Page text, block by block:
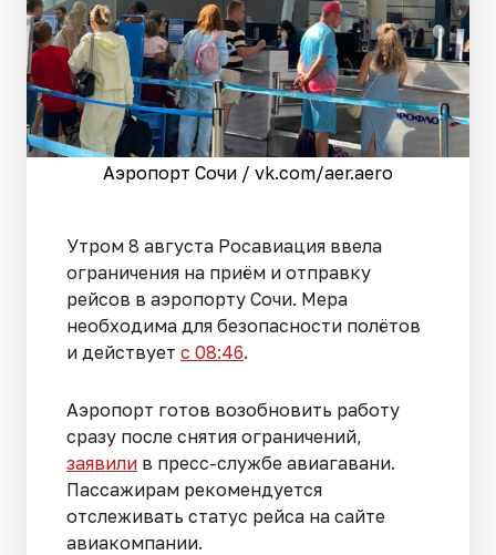
Аэропорт Сочи / vk.com/aer.aero
Утром 8 августа Росавиация ввела
ограничения на приём и отправку
рейсов в аэропорту Сочи. Мера
необходима для безопасности полётов
и действует с 08:46.
Аэропорт готов возобновить работу
сразу после снятия ограничений,
заявили в пресс-службе авиагавани.
Пассажирам рекомендуется
отслеживать статус рейса на сайте
авиакомпании.